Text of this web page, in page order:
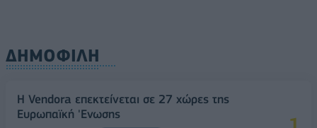
ΔΗΜΟΦΙΛΗ
Η Vendora επεκτείνεται σε 27 χώρες της
Ευρωπαϊκή 'Ενωσης